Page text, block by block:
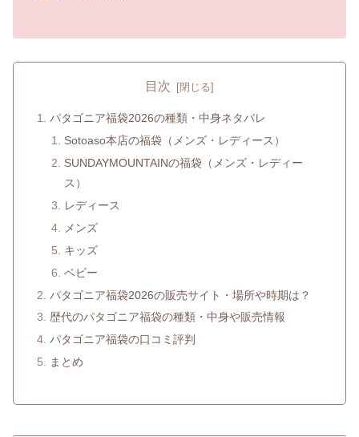
目次
パタゴニア福袋2026の種類・中身ネタバレ
Sotoaso本店の福袋（メンズ・レディース）
SUNDAYMOUNTAINの福袋（メンズ・レディー
ス）
レディース
メンズ
キッズ
ベビー
パタゴニア福袋2026の販売サイト・場所や時期は？
歴代のパタゴニア福袋の種類・中身や販売情報
パタゴニア福袋の口コミ評判
まとめ